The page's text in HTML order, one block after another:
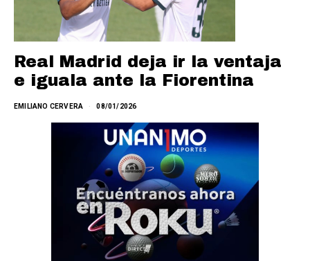
Real Madrid deja ir la ventaja
e iguala ante la Fiorentina
EMILIANO CERVERA 08/01/2026